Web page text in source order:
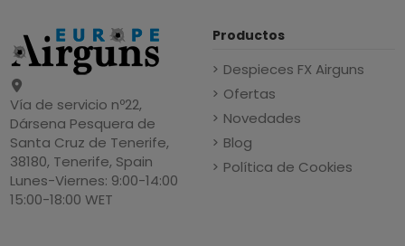
Vía de servicio nº22,
Dársena Pesquera de
Santa Cruz de Tenerife,
38180, Tenerife, Spain
Lunes-Viernes: 9:00-14:00
15:00-18:00 WET
Productos
Despieces FX Airguns
Ofertas
Novedades
Blog
Política de Cookies